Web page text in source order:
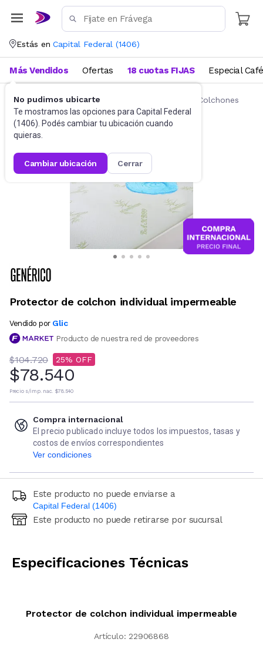
Estás en Capital Federal (1406)
No pudimos ubicarte
Te mostramos las opciones para Capital Federal
(1406). Podés cambiar tu ubicación cuando
quieras.
cambiar ubicación cerrar
Más Vendidos Ofertas 18 cuotas FIJAS Especial Café
Ropa de cama Fundas y Protectores para Colchones
Protector de colchon individual impermeable
Vendido por Glic
Producto de nuestra red de proveedores
$104.720 25
$78.540
Precio s/imp. nac. $78.540
Compra internacional
El precio publicado incluye todos los impuestos, tasas y
costos de envíos correspondientes
Ver condiciones
Este producto no puede enviarse a
Capital Federal (1406)
Ingresá código postal (sólo números)
Este producto no puede retirarse por sucursal
Especificaciones Técnicas
Protector de colchon individual impermeable
Artículo: 22906868